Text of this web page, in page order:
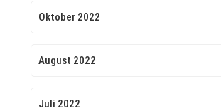
Oktober 2022
August 2022
Juli 2022